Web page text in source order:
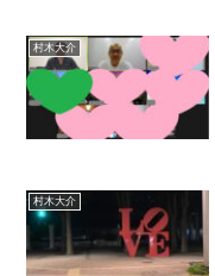
村木大介
村木大介